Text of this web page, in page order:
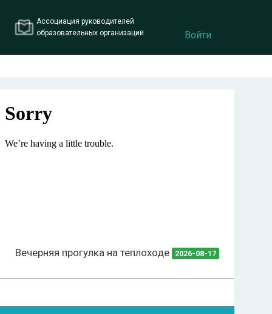
Ассоциация руководителей
образовательных организаций
Войти
Вечерняя прогулка на теплоходе 2026-08-17